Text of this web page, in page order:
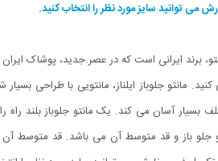
می توانید سایز مورد نظر را انتخاب کنید.
برند ایرانی است که در عصر جدید، پوشاک
مانتو جلوباز ایلناز، مانتویی با طراحی
آسان می کند. یک مانتو جلوباز بلند
باز و قد متوسط آن می باشد. قد متوسط آن